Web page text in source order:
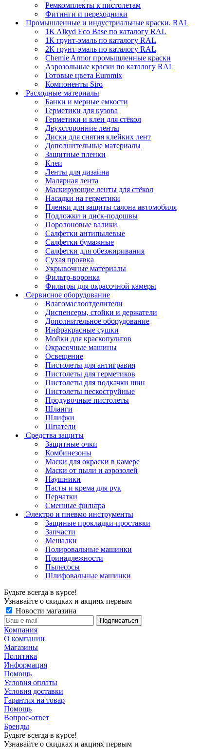
Ремкомплекты к пистолетам
Фитинги и переходники
Промышленные и индустриальные краски, RAL
1K Alkyd Eco Base по каталогу RAL
1К грунт-эмаль по каталогу RAL
2К грунт-эмаль по каталогу RAL
Chemie Armor промышленные краски
Аэрозольные краски по каталогу RAL
Готовые цвета Euromix
Компоненты Siro
Расходные материалы
Банки и мерные емкости
Герметики для кузова
Герметики и клеи для стёкол
Двухсторонние ленты
Диски для снятия клейких лент
Дополнительные материалы
Защитные пленки
Клеи
Ленты для дизайна
Малярная лента
Маскирующие ленты для стёкол
Насадки на герметики
Пленки для защиты салона автомобиля
Подложки и диск-подошвы
Поролоновые валики
Салфетки антипылевые
Салфетки бумажные
Салфетки для обезжиривания
Сухая проявка
Укрывочные материалы
Фильтр-воронка
Фильтры для окрасочной камеры
Сервисное оборудование
Влагомаслоотделители
Диспенсеры, стойки и держатели
Дополнительное оборудование
Инфракрасные сушки
Мойки для краскопультов
Окрасочные машины
Освещение
Пистолеты для антигравия
Пистолеты для герметиков
Пистолеты для подкачки шин
Пистолеты пескоструйные
Продувочные пистолеты
Шланги
Шлифки
Шпатели
Средства защиты
Защитные очки
Комбинезоны
Маски для окраски в камере
Маски от пыли и аэрозолей
Наушники
Пасты и крема для рук
Перчатки
Сменные фильтра
Электро и пневмо инструменты
Защиные прокладки-проставки
Запчасти
Мешалки
Полировальные машинки
Принадлежности
Пылесосы
Шлифовальные машинки
Будьте всегда в курсе!
Узнавайте о скидках и акциях первым
Новости магазина
Компания
О компании
Магазины
Политика
Информация
Помощь
Условия оплаты
Условия доставки
Гарантия на товар
Помощь
Вопрос-ответ
Бренды
Будьте всегда в курсе!
Узнавайте о скидках и акциях первым